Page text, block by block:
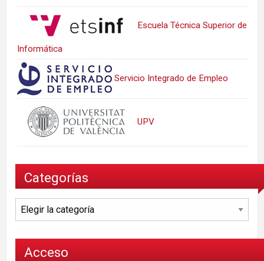
Escuela Técnica Superior de
Informática
Servicio Integrado de Empleo
UPV
Categorías
Categorías
Acceso